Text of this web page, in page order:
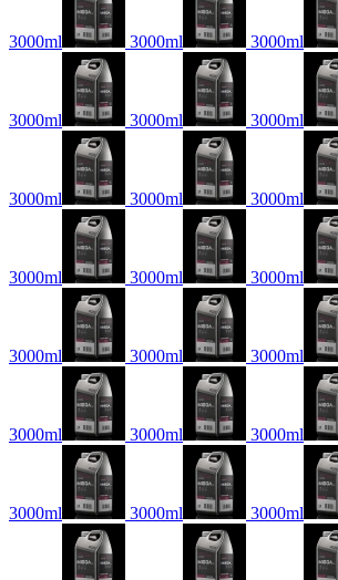
3000ml 3000ml 3000ml
3000ml 3000ml 3000ml
3000ml 3000ml 3000ml
3000ml 3000ml 3000ml
3000ml 3000ml 3000ml
3000ml 3000ml 3000ml
3000ml 3000ml 3000ml